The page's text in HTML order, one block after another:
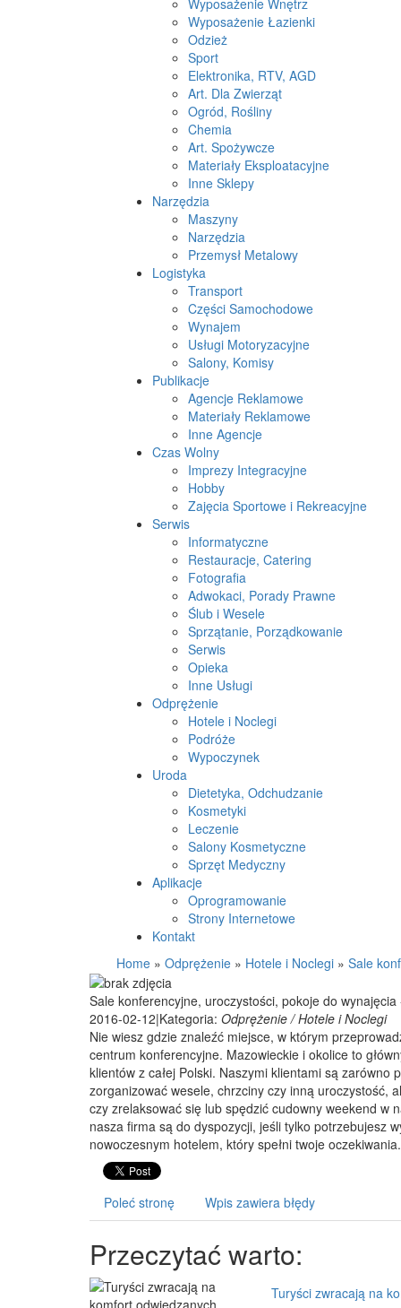
Wyposażenie Wnętrz
Wyposażenie Łazienki
Odzież
Sport
Elektronika, RTV, AGD
Art. Dla Zwierząt
Ogród, Rośliny
Chemia
Art. Spożywcze
Materiały Eksploatacyjne
Inne Sklepy
Narzędzia
Maszyny
Narzędzia
Przemysł Metalowy
Logistyka
Transport
Części Samochodowe
Wynajem
Usługi Motoryzacyjne
Salony, Komisy
Publikacje
Agencje Reklamowe
Materiały Reklamowe
Inne Agencje
Czas Wolny
Imprezy Integracyjne
Hobby
Zajęcia Sportowe i Rekreacyjne
Serwis
Informatyczne
Restauracje, Catering
Fotografia
Adwokaci, Porady Prawne
Ślub i Wesele
Sprzątanie, Porządkowanie
Serwis
Opieka
Inne Usługi
Odprężenie
Hotele i Noclegi
Podróże
Wypoczynek
Uroda
Dietetyka, Odchudzanie
Kosmetyki
Leczenie
Salony Kosmetyczne
Sprzęt Medyczny
Aplikacje
Oprogramowanie
Strony Internetowe
Kontakt
Home » Odprężenie » Hotele i Noclegi » Sale
Sale konferencyjne, uroczystości, pokoje do
2016-02-12|Kategoria: Odprężenie / Hotele i Noclegi
Nie wiesz gdzie znaleźć miejsce, w którym
centrum konferencyjne. Mazowieckie i okolice to
klientów z całej Polski. Naszymi klientami są
zorganizować wesele, chrzciny czy inną uroczystość,
czy zrelaksować się lub spędzić cudowny weekend w
nasza firma są do dyspozycji, jeśli tylko potrzebujesz
nowoczesnym hotelem, który spełni twoje oczekiwania.
Poleć stronę Wpis zawiera błędy
Przeczytać warto:
Turyści zwracają na